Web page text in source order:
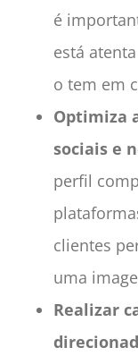
é
está
o tem em
Optimiza
sociais e
perfil
clientes
uma
Realizar